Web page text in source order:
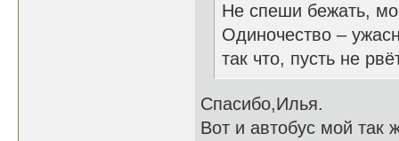
Не спеши бежать,
Одиночество –
так что, пусть не
Спасибо,Илья.
Вот и автобус мой так